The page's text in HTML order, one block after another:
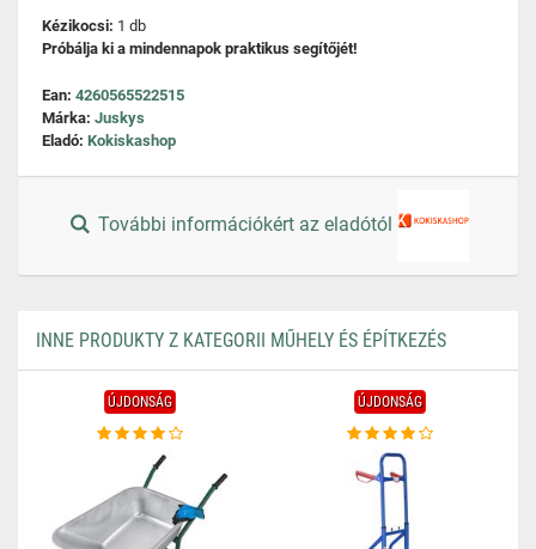
Kézikocsi: 1 db
Próbálja ki a mindennapok praktikus segítőjét!
Ean: 4260565522515
Márka: Juskys
Eladó: Kokiskashop
További információkért az eladótól
INNE PRODUKTY Z KATEGORII MŰHELY ÉS ÉPÍTKEZÉS
ÚJDONSÁG ÚJDONSÁG